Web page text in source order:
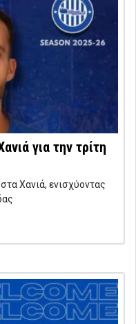
για την τρίτη
Χανιά, ενισχύοντας